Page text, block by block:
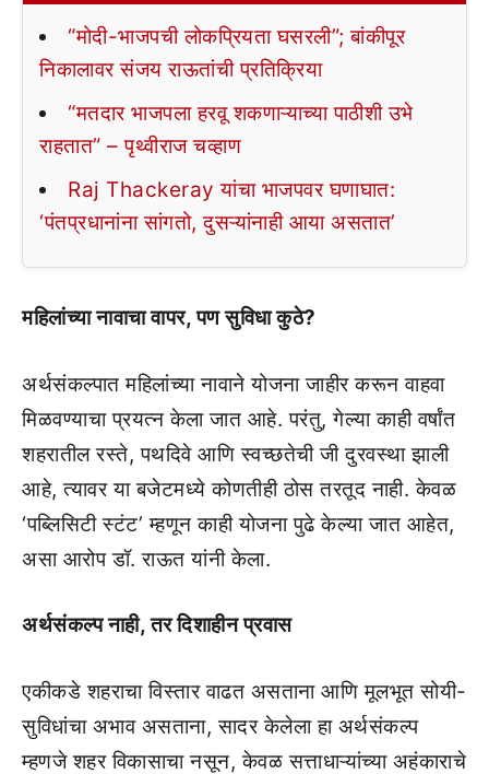
“मोदी-भाजपची लोकप्रियता घसरली”; बांकीपूर
निकालावर संजय राऊतांची प्रतिक्रिया
“मतदार भाजपला हरवू शकणाऱ्याच्या पाठीशी उभे
राहतात” – पृथ्वीराज चव्हाण
Raj Thackeray यांचा भाजपवर घणाघात:
‘पंतप्रधानांना सांगतो, दुसऱ्यांनाही आया असतात’
महिलांच्या नावाचा वापर, पण सुविधा कुठे?
अर्थसंकल्पात महिलांच्या नावाने योजना जाहीर करून वाहवा
मिळवण्याचा प्रयत्न केला जात आहे. परंतु, गेल्या काही वर्षांत
शहरातील रस्ते, पथदिवे आणि स्वच्छतेची जी दुरवस्था झाली
आहे, त्यावर या बजेटमध्ये कोणतीही ठोस तरतूद नाही. केवळ
‘पब्लिसिटी स्टंट’ म्हणून काही योजना पुढे केल्या जात आहेत,
असा आरोप डॉ. राऊत यांनी केला.
अर्थसंकल्प नाही, तर दिशाहीन प्रवास
एकीकडे शहराचा विस्तार वाढत असताना आणि मूलभूत सोयी-
सुविधांचा अभाव असताना, सादर केलेला हा अर्थसंकल्प
म्हणजे शहर विकासाचा नसून, केवळ सत्ताधाऱ्यांच्या अहंकाराचे